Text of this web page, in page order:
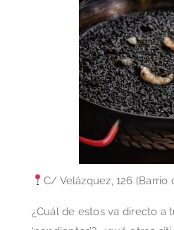
C/ Velázquez, 126 (Barrio
¿Cuál de estos va directo a